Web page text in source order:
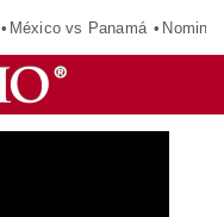
México vs Panamá